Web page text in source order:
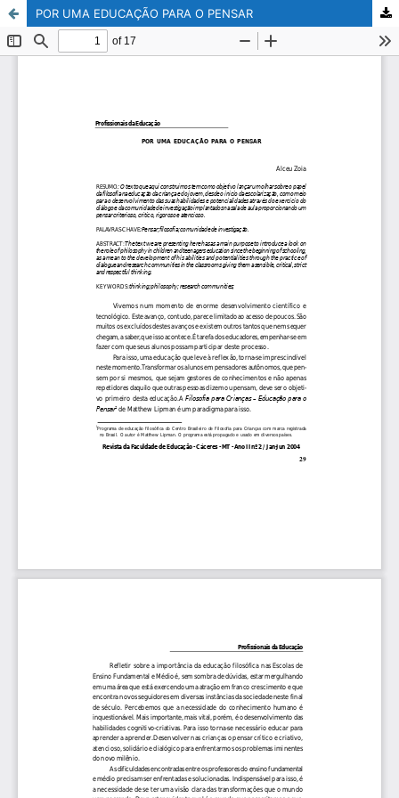
POR UMA EDUCAÇÃO PARA O PENSAR